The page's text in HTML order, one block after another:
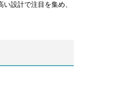
設計で注目を集め、